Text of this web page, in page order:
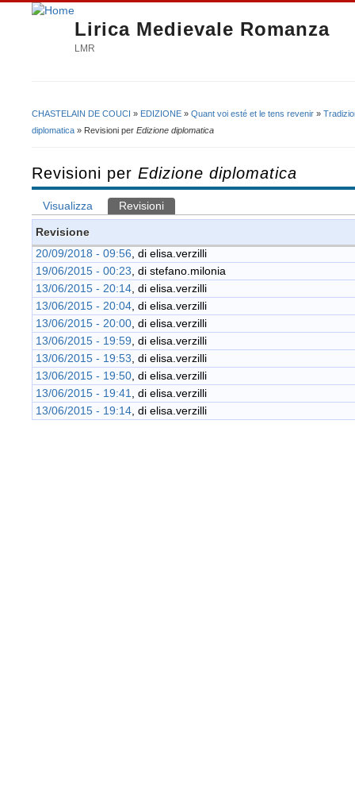
Lirica Medievale Romanza
LMR
Tu sei qui
CHASTELAIN DE COUCI » EDIZIONE » Quant voi esté et le tens revenir »
diplomatica » Revisioni per Edizione diplomatica
Revisioni per Edizione diplomatica
Schede primarie
Visualizza Revisioni
Revisione
20/09/2018 - 09:56 , di elisa.verzilli
19/06/2015 - 00:23 , di stefano.milonia
13/06/2015 - 20:14 , di elisa.verzilli
13/06/2015 - 20:04 , di elisa.verzilli
13/06/2015 - 20:00 , di elisa.verzilli
13/06/2015 - 19:59 , di elisa.verzilli
13/06/2015 - 19:53 , di elisa.verzilli
13/06/2015 - 19:50 , di elisa.verzilli
13/06/2015 - 19:41
, di elisa.verzilli
13/06/2015 - 19:14 , di elisa.verzilli